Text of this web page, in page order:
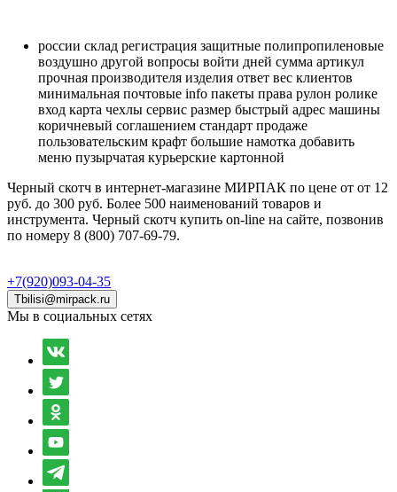
россии склад регистрация защитные полипропиленовые
воздушно другой вопросы войти дней сумма артикул
прочная производителя изделия ответ вес клиентов
минимальная почтовые info пакеты права рулон ролике
вход карта чехлы сервис размер быстрый адрес машины
коричневый соглашением стандарт продаже
пользовательским крафт большие намотка добавить
меню пузырчатая курьерские картонной
Черный скотч в интернет-магазине МИРПАК по цене от от 12
руб. до 300 руб. Более 500 наименований товаров и
инструмента. Черный скотч купить on-line на сайте, позвонив
по номеру 8 (800) 707-69-79.
+7(920)093-04-35
Tbilisi@mirpack.ru
Мы в социальных сетях